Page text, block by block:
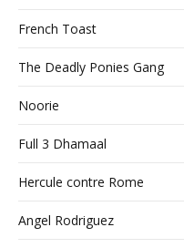
French Toast
The Deadly Ponies Gang
Noorie
Full 3 Dhamaal
Hercule contre Rome
Angel Rodriguez